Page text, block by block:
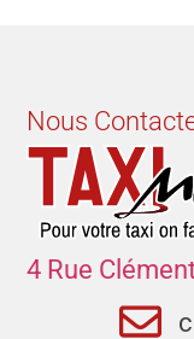
Nous
4 Rue